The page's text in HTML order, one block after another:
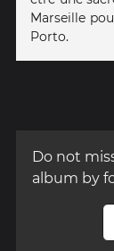
Marseille
Porto.
Do not
album by